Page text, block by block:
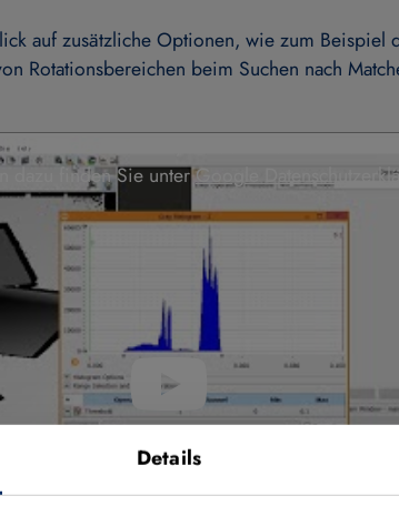
Details
auf zusätzliche Optionen, wie zum Beispiel
Rotationsbereichen beim Suchen nach
das Video ansehen, werden Informationen
dazu finden Sie unterGoogle